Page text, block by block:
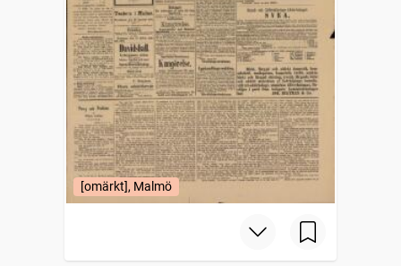
[omärkt], Malmö